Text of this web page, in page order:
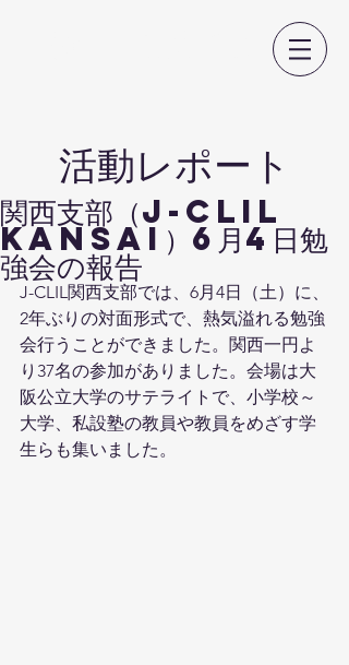
​活動レポート
関西支部（J-CLIL
KANSAI）6月4日勉
強会の報告
J-CLIL関西支部では、6月4日（土）に、
2年ぶりの対面形式で、熱気溢れる勉強
会行うことができました。関西一円よ
り37名の参加がありました。会場は大
阪公立大学のサテライトで、小学校～
大学、私設塾の教員や教員をめざす学
生らも集いました。